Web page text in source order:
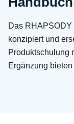
Das
konzipiert und
Produktschulung
Ergänzung